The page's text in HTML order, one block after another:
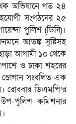
অভিযানে গত ২৪
সংগঠনের ২৫
পুলিশ (ডিবি)।
আতঙ্ক সৃষ্টিসহ
আগামী ১০ থেকে
ও ঢাকা শহরের
স্লোগান সংবলিত এক
রোববার ডিএমপি’র
উপ-পুলিশ কমিশনার